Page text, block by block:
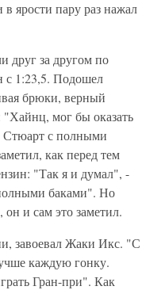
ярости пару раз нажал
друг за другом по
с 1:23,5. Подошел
брюки, верный
"Хайнц, мог бы оказать
Стюарт с полными
как перед тем
"Так я и думал", -
баками". Но
и сам это заметил.
завоевал Жаки Икс. "С
каждую гонку.
Гран-при". Как